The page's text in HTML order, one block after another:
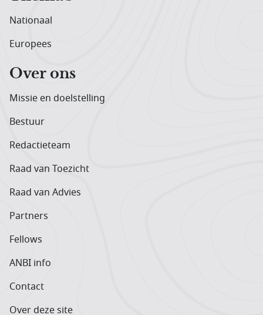
Nationaal
Europees
Over ons
Missie en doelstelling
Bestuur
Redactieteam
Raad van Toezicht
Raad van Advies
Partners
Fellows
ANBI info
Contact
Over deze site